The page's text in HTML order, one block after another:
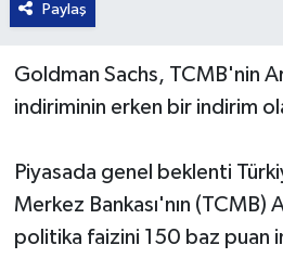
Paylaş
Goldman Sachs, TCMB'nin
indiriminin erken bir indirim
Piyasada genel beklenti
Merkez Bankası'nın (TCMB)
politika faizini 150 baz puan